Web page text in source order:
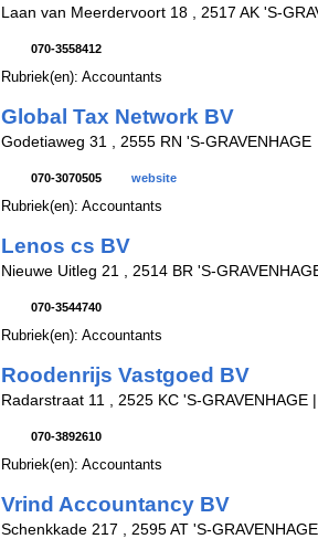
Laan van Meerdervoort 18 , 2517 AK 'S-
070-3558412
Rubriek(en): Accountants
Global Tax Network BV
Godetiaweg 31 , 2555 RN 'S-GRAVENHAGE
070-3070505 website
Rubriek(en): Accountants
Lenos cs BV
Nieuwe Uitleg 21 , 2514 BR 'S-
070-3544740
Rubriek(en): Accountants
Roodenrijs Vastgoed BV
Radarstraat 11 , 2525 KC 'S-GRAVENHAGE
070-3892610
Rubriek(en): Accountants
Vrind Accountancy BV
Schenkkade 217 , 2595 AT 'S-